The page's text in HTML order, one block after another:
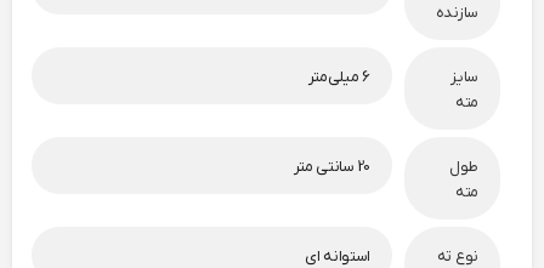
سازنده
سایز
مته
6 میلی‌متر
طول
مته
20 سانتی متر
نوع ته
استوانه ای